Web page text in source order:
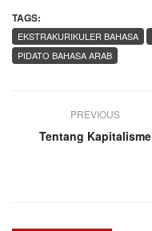
TAGS:
EKSTRAKURIKULER BAHASA
PIDATO BAHASA ARAB
PREVIOUS
Tentang Kapitalisme